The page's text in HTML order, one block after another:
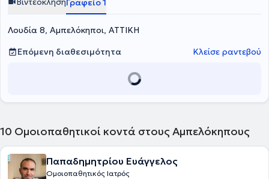
Γραφείο 1
Λουδία 8, Αμπελόκηποι, ΑΤΤΙΚΗ
Επόμενη διαθεσιμότητα
Κλείσε ραντεβού
10 Ομοιοπαθητικοί κοντά στους Αμπελόκηπους
Παπαδημητρίου Ευάγγελος
Ομοιοπαθητικός Ιατρός